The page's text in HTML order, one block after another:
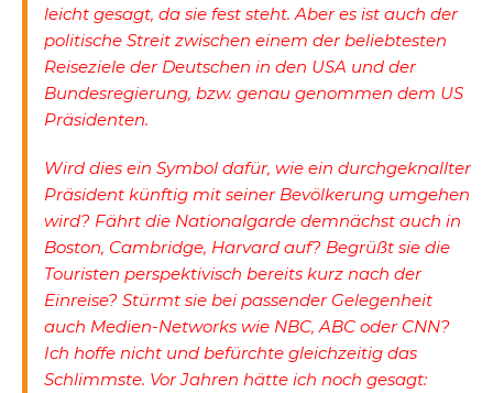
leicht gesagt, da sie fest steht. Aber es ist auch der
politische Streit zwischen einem der beliebtesten
Reiseziele der Deutschen in den USA und der
Bundesregierung, bzw. genau genommen dem US
Präsidenten.
Wird dies ein Symbol dafür, wie ein durchgeknallter
Präsident künftig mit seiner Bevölkerung umgehen
wird? Fährt die Nationalgarde demnächst auch in
Boston, Cambridge, Harvard auf? Begrüßt sie die
Touristen perspektivisch bereits kurz nach der
Einreise? Stürmt sie bei passender Gelegenheit
auch Medien-Networks wie NBC, ABC oder CNN?
Ich hoffe nicht und befürchte gleichzeitig das
Schlimmste. Vor Jahren hätte ich noch gesagt: